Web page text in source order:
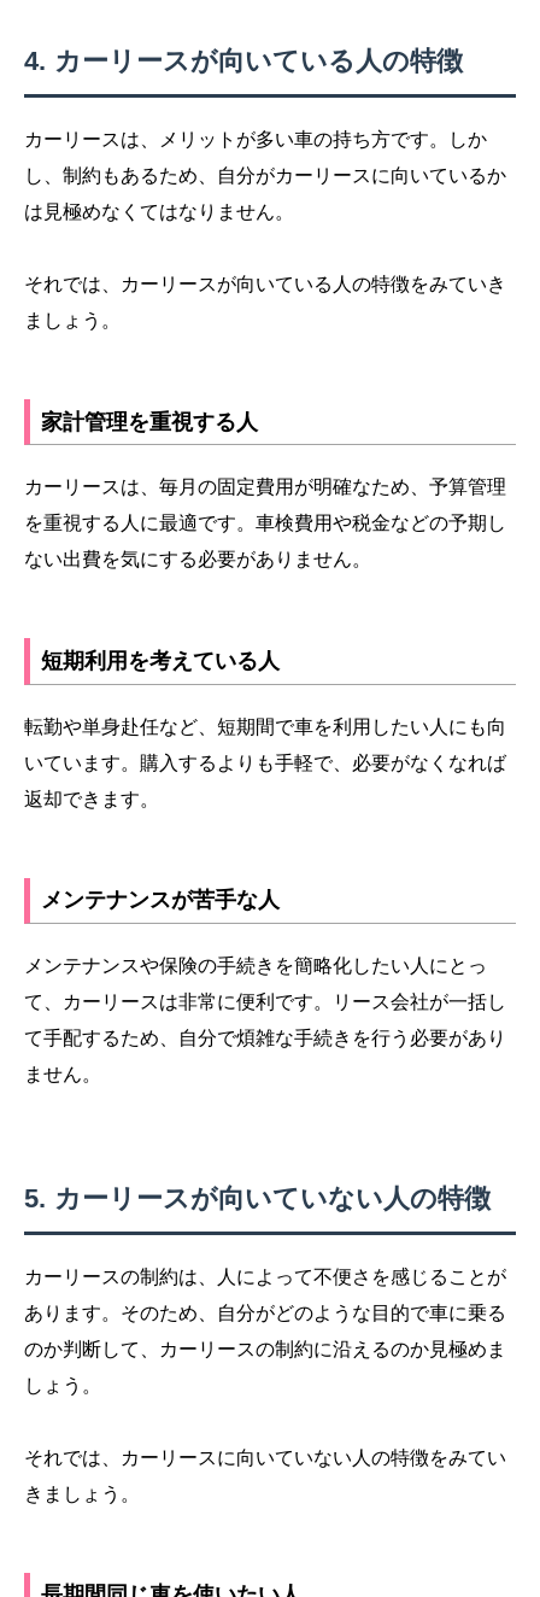
カーリースが向いている人の特徴
カーリースは、メリットが多い車の持ち方です。しか
し、制約もあるため、自分がカーリースに向いているか
は見極めなくてはなりません。
それでは、カーリースが向いている人の特徴をみていき
ましょう。
家計管理を重視する人
カーリースは、毎月の固定費用が明確なため、予算管理
を重視する人に最適です。車検費用や税金などの予期し
ない出費を気にする必要がありません。
短期利用を考えている人
転勤や単身赴任など、短期間で車を利用したい人にも向
いています。購入するよりも手軽で、必要がなくなれば
返却できます。
メンテナンスが苦手な人
メンテナンスや保険の手続きを簡略化したい人にとっ
て、カーリースは非常に便利です。リース会社が一括し
て手配するため、自分で煩雑な手続きを行う必要があり
ません。
カーリースが向いていない人の特徴
カーリースの制約は、人によって不便さを感じることが
あります。そのため、自分がどのような目的で車に乗る
のか判断して、カーリースの制約に沿えるのか見極めま
しょう。
それでは、カーリースに向いていない人の特徴をみてい
きましょう。